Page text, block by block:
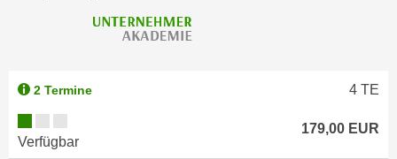
2 Termine 4 TE
Verfügbar
179,00 EUR